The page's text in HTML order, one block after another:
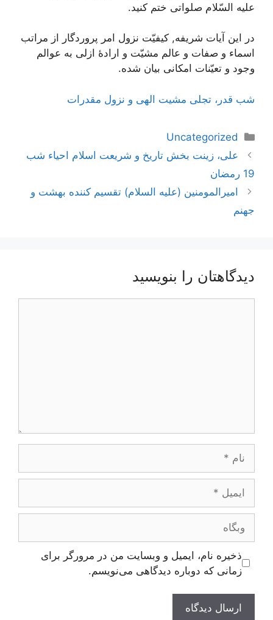
علیه السّلام صلواتی ختم کنید.
در این آیات شریفه, کیفیّت نزول امر پروردگار از مراتب
اسماء و صفات و عالم مشیّت و ارادۀ ازلی به عوالم
وجود و تعیّنات امکانی بیان شده.
شب قدر، تجلی مشیت الهی و نزول مقدرات
دسته‌ها
Uncategorized
ناوبری
نوشته‌ها
علی، زینت بخش تاریخ و شریعت اسلام احیاء شب
19 رمضان
امیرالمومنین (علیه السلام) تقسیم کننده بهشت و
جهنم
دیدگاهتان را بنویسید
وبگاه
ذخیره نام، ایمیل و وبسایت من در مرورگر برای
زمانی که دوباره دیدگاهی می‌نویسم.